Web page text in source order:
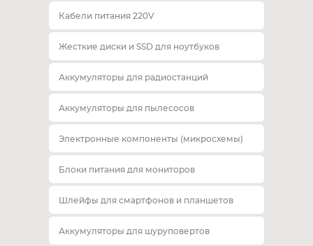
Кабели питания 220V
Жесткие диски и SSD для ноутбуков
Аккумуляторы для радиостанций
Аккумуляторы для пылесосов
Электронные компоненты (микросхемы)
Блоки питания для мониторов
Шлейфы для смартфонов и планшетов
Аккумуляторы для шуруповертов